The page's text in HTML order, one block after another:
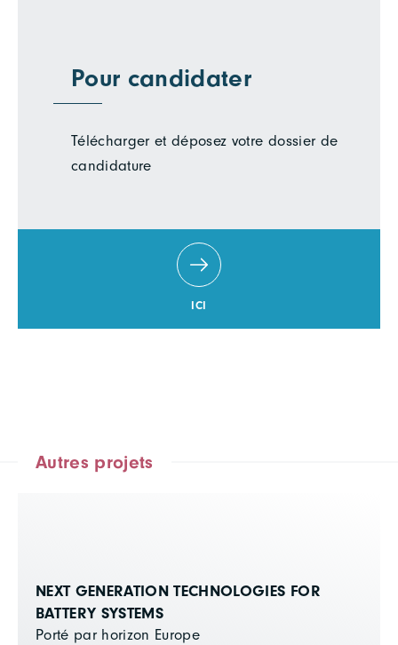
Pour candidater
Télécharger et déposez votre dossier de
candidature
ICI
Autres projets
NEXT GENERATION TECHNOLOGIES FOR
BATTERY SYSTEMS
Porté par horizon Europe